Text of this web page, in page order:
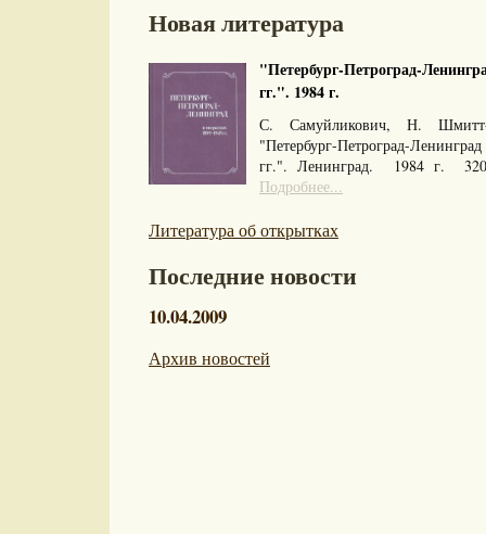
Новая литература
"Петербург-Петроград-
гг.". 1984 г.
С. Самуйликович, Н.
"Петербург-Петроград-
гг.". Ленинград. 1984 г.
Подробнее...
Литература об открытках
Последние новости
10.04.2009
Архив новостей